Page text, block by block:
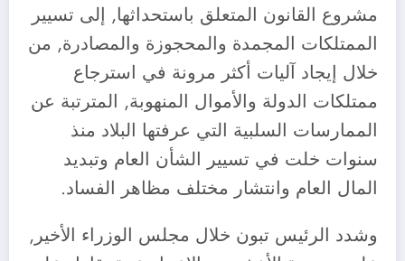
مشروع القانون المتعلق باستحداثها, إلى تسيير
الممتلكات المجمدة والمحجوزة والمصادرة, من
خلال إيجاد آليات أكثر مرونة في استرجاع
ممتلكات الدولة والأموال المنهوبة, المترتبة عن
الممارسات السلبية التي عرفتها البلاد منذ
سنوات خلت في تسيير الشأن العام وتبديد
المال العام وانتشار مختلف مظاهر الفساد.
وشدد الرئيس تبون خلال مجلس الوزراء الأخير,